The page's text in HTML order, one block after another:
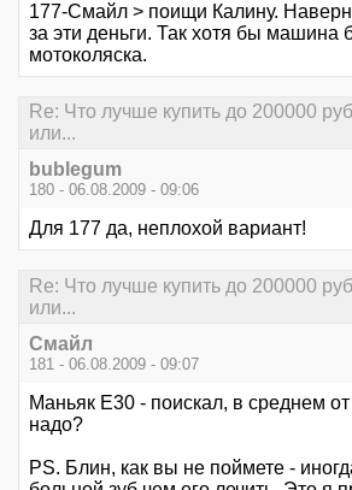
177-Смайл > поищи Калину.
за эти деньги. Так хотя бы машина
мотоколяска.
Re: Что лучше купить до 200000
или...
bublegum
180 - 06.08.2009 - 09:06
Для 177 да, неплохой вариант!
Re: Что лучше купить до 200000
или...
Смайл
181 - 06.08.2009 - 09:07
Маньяк Е30 - поискал, в среднем
надо?
PS. Блин, как вы не поймете -